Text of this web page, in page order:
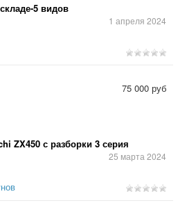
5 видов
1 апреля 2024
ZX450 с разборки 3 серия
25 марта 2024
75 000 руб